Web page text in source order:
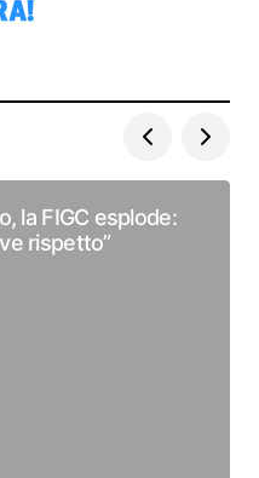
la FIGC esplode:
rispetto”